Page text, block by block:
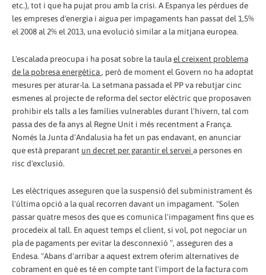
etc.), tot i que ha pujat prou amb la crisi. A Espanya les pèrdues de
les empreses d'energia i aigua per impagaments han passat del 1,5%
el 2008 al 2% el 2013, una evolució similar a la mitjana europea.
L'escalada preocupa i ha posat sobre la taulael creixent problema
de la pobresa energètica, però de moment el Govern no ha adoptat
mesures per aturar-la. La setmana passada el PP va rebutjar cinc
esmenes al projecte de reforma del sector elèctric que proposaven
prohibir els talls a les famílies vulnerables durant l'hivern, tal com
passa des de fa anys al Regne Unit i més recentment a França.
Només la Junta d'Andalusia ha fet un pas endavant, en anunciar
que està preparant un decret per garantir el servei a persones en
risc d'exclusió.
Les elèctriques asseguren que la suspensió del subministrament és
l'última opció a la qual recorren davant un impagament. "Solen
passar quatre mesos des que es comunica l'impagament fins que es
procedeix al tall. En aquest temps el client, si vol, pot negociar un
pla de pagaments per evitar la desconnexió ", asseguren des a
Endesa. "Abans d'arribar a aquest extrem oferim alternatives de
cobrament en què es té en compte tant l'import de la factura com